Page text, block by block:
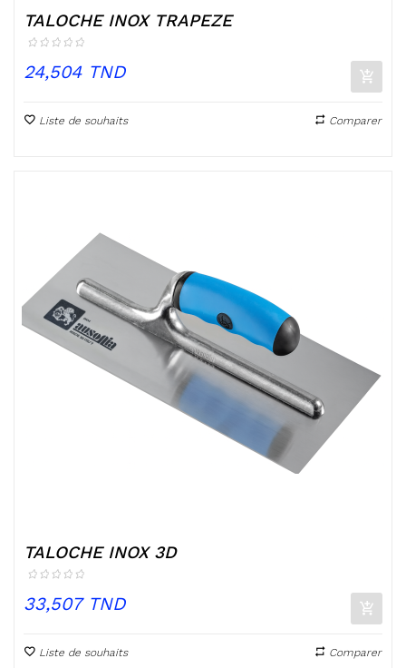
TALOCHE INOX TRAPEZE
Prix
24,504 TND
Liste de souhaits Comparer
TALOCHE INOX 3D
Prix
33,507 TND
Liste de souhaits Comparer